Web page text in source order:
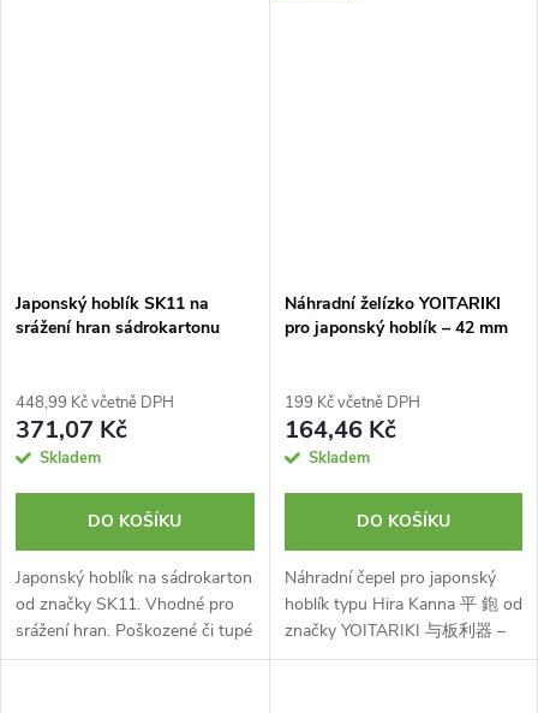
Japonský hoblík SK11 na
srážení hran sádrokartonu
448,99 Kč včetně DPH
371,07 Kč
Skladem
DO KOŠÍKU
Japonský hoblík na sádrokarton
od značky SK11. Vhodné pro
srážení hran. Poškozené či tupé
ostří lze vyměnit za jakoukoliv
Náhradní želízko YOITARIKI
pro japonský hoblík – 42 mm
199 Kč včetně DPH
164,46 Kč
Skladem
DO KOŠÍKU
Náhradní čepel pro japonský
hoblík typu Hira Kanna 平 鉋 od
značky YOITARIKI 与板利器 –
kalené želízko z tvrdé uhlíkové